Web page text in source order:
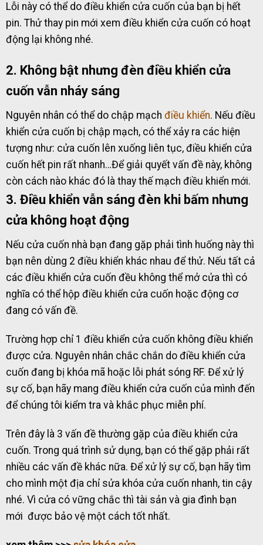
Lỗi này có thể do điều khiển cửa cuốn của bạn bị hết
pin. Thử thay pin mới xem điều khiển cửa cuốn có hoạt
động lại không nhé.
2. Không bật nhưng đèn điều khiển cửa
cuốn vẫn nháy sáng
Nguyên nhân có thể do chập mạch điều khiển. Nếu điều
khiển cửa cuốn bị chập mạch, có thể xảy ra các hiện
tượng như: cửa cuốn lên xuống liên tục, điều khiển cửa
cuốn hết pin rất nhanh…Để giải quyết vấn đề này, không
còn cách nào khác đó là thay thế mạch điều khiển mới.
3. Điều khiển vẫn sáng đèn khi bấm nhưng
cửa không hoạt động
Nếu cửa cuốn nhà bạn đang gặp phải tình huống này thì
bạn nên dùng 2 điều khiển khác nhau để thử. Nếu tất cả
các điều khiển cửa cuốn đều không thể mở cửa thì có
nghĩa có thể hộp điều khiển cửa cuốn hoặc động cơ
đang có vấn đề.
Trường hợp chỉ 1 điều khiển cửa cuốn không điều khiển
được cửa. Nguyên nhân chắc chắn do điều khiển cửa
cuốn đang bị khóa mã hoặc lỗi phát sóng RF. Để xử lý
sự cố, bạn hãy mang điều khiển cửa cuốn của mình đến
để chúng tôi kiểm tra và khắc phục miễn phí.
Trên đây là 3 vấn đề thường gặp của điều khiển cửa
cuốn. Trong quá trình sử dụng, bạn có thể gặp phải rất
nhiều các vấn đề khác nữa. Để xử lý sự cố, bạn hãy tìm
cho mình một địa chỉ sửa khóa cửa cuốn nhanh, tin cậy
nhé. Vì cửa có vững chắc thì tài sản và gia đình bạn
mới được bảo vệ một cách tốt nhất.